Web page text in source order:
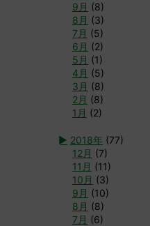
9月 (8)
8月 (3)
7月 (5)
6月 (2)
5月 (1)
4月 (5)
3月 (8)
2月 (8)
1月 (2)
► 2018年 (77)
12月 (7)
11月 (11)
10月 (3)
9月 (10)
8月 (8)
7月 (6)